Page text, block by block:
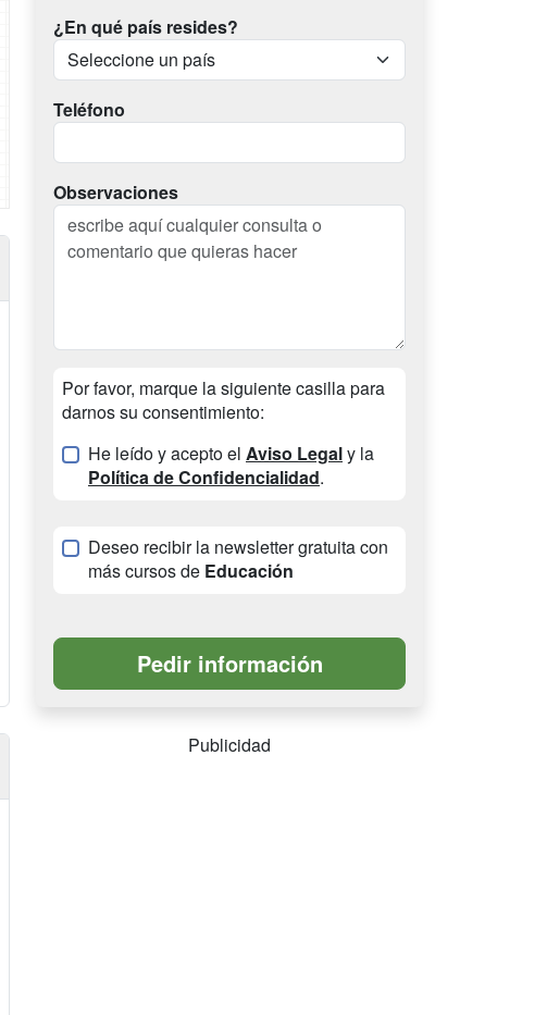
¿En qué país resides?
Teléfono
Observaciones
Por favor, marque la siguiente casilla para
darnos su consentimiento:
He leído y acepto el Aviso Legaly la
Política de Confidencialidad.
Deseo recibir la newsletter gratuita con
más cursos de Educación
Publicidad